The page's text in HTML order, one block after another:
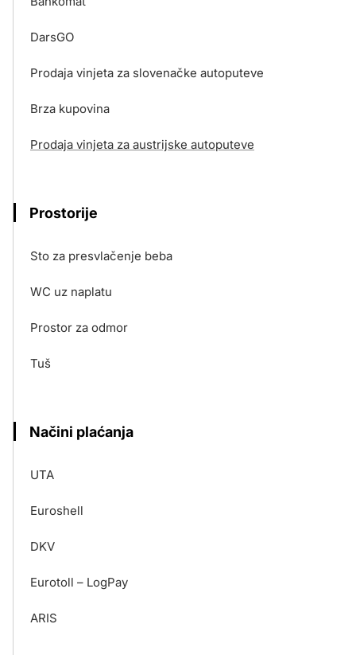
DarsGO
Prodaja vinjeta za slovenačke autoputeve
Brza kupovina
Prodaja vinjeta za austrijske autoputeve
Prostorije
Sto za presvlačenje beba
WC uz naplatu
Prostor za odmor
Tuš
Načini plaćanja
UTA
Euroshell
DKV
Eurotoll – LogPay
ARIS